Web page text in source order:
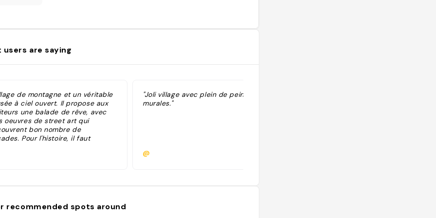
users are saying
de montagne et un véritable
à ciel ouvert. Il propose aux
une balade de rêve, avec
oeuvres de street art qui
bon nombre de
Pour l'histoire, il faut
anarchiste milanais esquisse
dans les moindres détails en
"Joli village avec plein de peintures
murales."
@
recommended spots around